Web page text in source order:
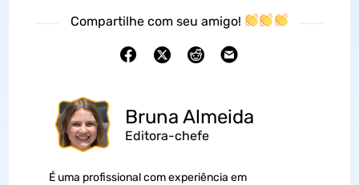
Compartilhe com seu amigo!
Bruna Almeida
Editora-chefe
É uma profissional com experiência em